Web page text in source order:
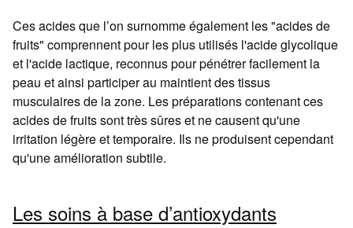
Ces acides que l’on surnomme également les "acides de
fruits" comprennent pour les plus utilisés l'acide glycolique
et l'acide lactique, reconnus pour pénétrer facilement la
peau et ainsi participer au maintient des tissus
musculaires de la zone. Les préparations contenant ces
acides de fruits sont très sûres et ne causent qu'une
irritation légère et temporaire. Ils ne produisent cependant
qu'une amélioration subtile.
Les soins à base d’antioxydants